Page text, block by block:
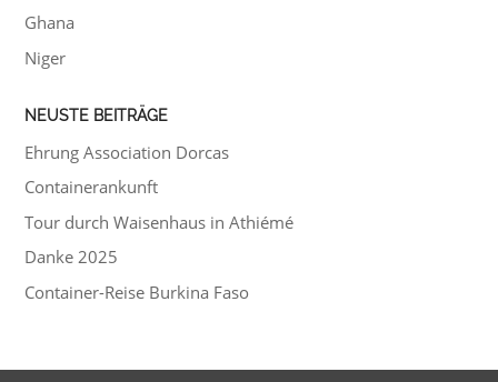
Ghana
Niger
NEUSTE BEITRÄGE
Ehrung Association Dorcas
Containerankunft
Tour durch Waisenhaus in Athiémé
Danke 2025
Container-Reise Burkina Faso